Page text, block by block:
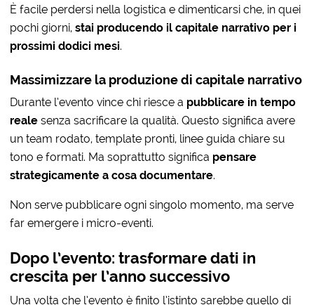
È facile perdersi nella logistica e dimenticarsi che, in quei
pochi giorni,stai producendo il capitale narrativo per i
prossimi dodici mesi.
Massimizzare la produzione di capitale narrativo
Durante l’evento vince chi riesce a pubblicare in tempo
reale senza sacrificare la qualità. Questo significa avere
un team rodato, template pronti, linee guida chiare su
tono e formati. Ma soprattutto significa pensare
strategicamente a cosa documentare.
Non serve pubblicare ogni singolo momento, ma serve
far emergere i micro-eventi.
Dopo l’evento: trasformare dati in
crescita per l’anno successivo
Una volta che l’evento è finito l’istinto sarebbe quello di